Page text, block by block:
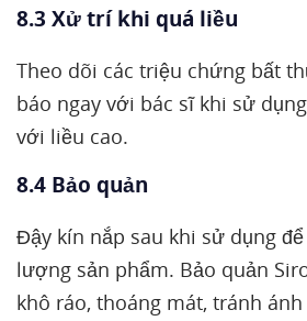
8.3 Xử trí khi quá liều
Theo dõi các triệu chứng bất
báo ngay với bác sĩ khi sử
với liều cao.
8.4 Bảo quản
Đậy kín nắp sau khi sử dụng
lượng sản phẩm. Bảo quản
khô ráo, thoáng mát, tránh